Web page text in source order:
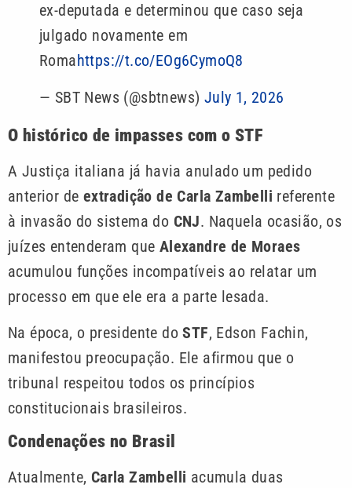
ex-deputada e determinou que caso seja
julgado novamente em
Romahttps://t.co/EOg6CymoQ8
— SBT News (@sbtnews) July 1, 2026
O histórico de impasses com o STF
A Justiça italiana já havia anulado um pedido
anterior de extradição de Carla Zambelli referente
à invasão do sistema do CNJ. Naquela ocasião, os
juízes entenderam que Alexandre de Moraes
acumulou funções incompatíveis ao relatar um
processo em que ele era a parte lesada.
Na época, o presidente doSTF, Edson Fachin,
manifestou preocupação. Ele afirmou que o
tribunal respeitou todos os princípios
constitucionais brasileiros.
Condenações no Brasil
Atualmente, Carla Zambelli acumula duas